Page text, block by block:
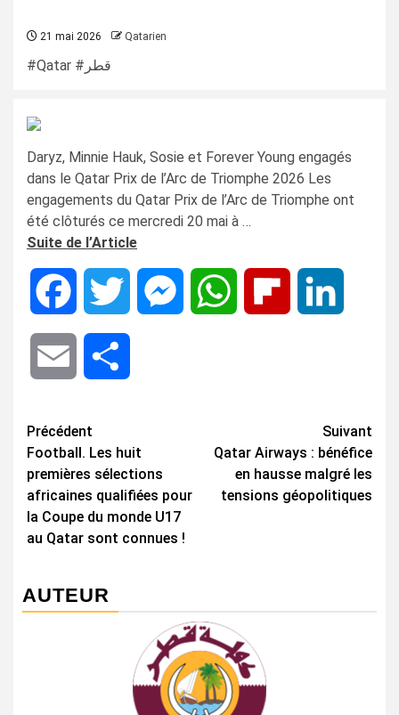
21 mai 2026 Qatarien
#Qatar #قطر
Daryz, Minnie Hauk, Sosie et Forever Young engagés
dans le Qatar Prix de l’Arc de Triomphe 2026 Les
engagements du Qatar Prix de l’Arc de Triomphe ont
été clôturés ce mercredi 20 mai à …
Suite de l’Article
Facebook Twitter MessengerWhatsApp Flipboard
Email
Navigation
d’article
Précédent
Football. Les huit
premières sélections
africaines qualifiées pour
la Coupe du monde U17
au Qatar sont connues !
Suivant
Qatar Airways : bénéfice
en hausse malgré les
tensions géopolitiques
AUTEUR